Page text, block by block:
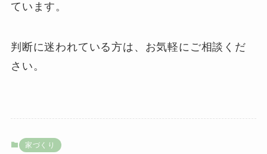
ています。
判断に迷われている方は、お気軽にご相談くだ
さい。
家づくり